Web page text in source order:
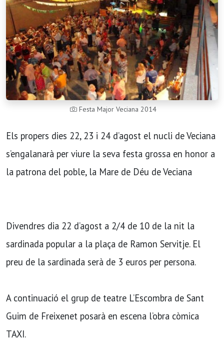
Festa Major Veciana 2014
Els propers dies 22, 23 i 24 d’agost el nucli de Veciana
s’engalanarà per viure la seva festa grossa en honor a
la patrona del poble, la Mare de Déu de Veciana
Divendres dia 22 d’agost a 2/4 de 10 de la nit la
sardinada popular a la plaça de Ramon Servitje. El
preu de la sardinada serà de 3 euros per persona.
A continuació el grup de teatre L’Escombra de Sant
Guim de Freixenet posarà en escena l’obra còmica
TAXI.